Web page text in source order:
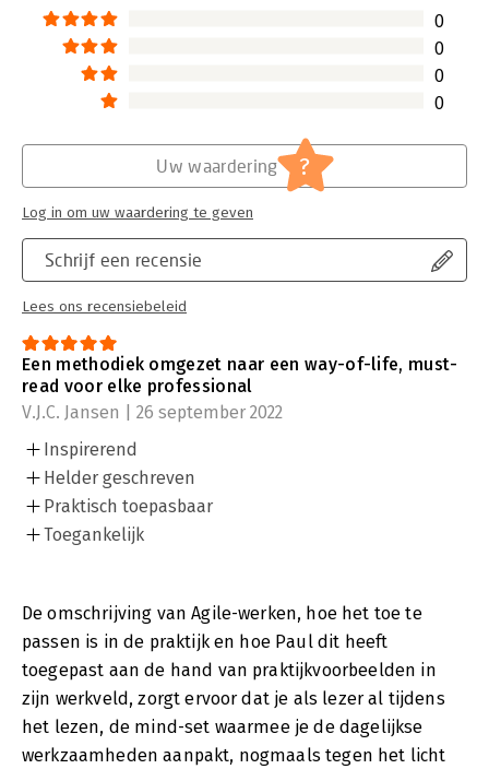
0
0
0
0
Schrijf een recensie
Lees ons recensiebeleid
Uw waardering ?
Log in om uw waardering te geven
Een methodiek omgezet naar een way-of-life, must-
read voor elke professional
V.J.C. Jansen | 26 september 2022
Inspirerend
Helder geschreven
Praktisch toepasbaar
Toegankelijk
De omschrijving van Agile-werken, hoe het toe te
passen is in de praktijk en hoe Paul dit heeft
toegepast aan de hand van praktijkvoorbeelden in
zijn werkveld, zorgt ervoor dat je als lezer al tijdens
het lezen, de mind-set waarmee je de dagelijkse
werkzaamheden aanpakt, nogmaals tegen het licht